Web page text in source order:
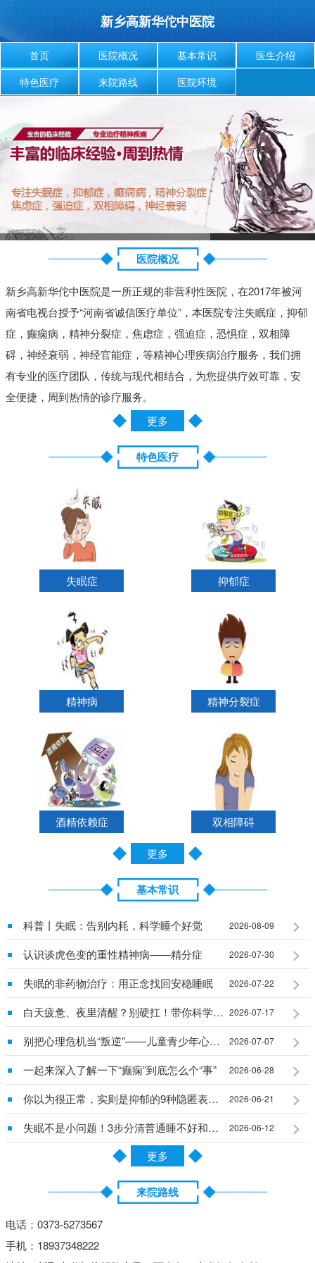
新乡高新华佗中医院
首页 医院概况 基本常识
医生介绍
特色医疗
来院路线 医院环境
医院概况
新乡高新华佗中医院是一所正规的非营利性医院，在2017年被河
南省电视台授予“河南省诚信医疗单位”，本医院专注失眠症，抑郁
症，癫痫病，精神分裂症，焦虑症，强迫症，恐惧症，双相障
碍，神经衰弱，神经官能症，等精神心理疾病治疗服务，我们拥
有专业的医疗团队，传统与现代相结合，为您提供疗效可靠，安
全便捷，周到热情的诊疗服务。
更多
特色医疗
失眠症 抑郁症
精神病 精神分裂症
酒精依赖症 双相障碍
更多
基本常识
科普丨失眠：告别内耗，科学睡个好觉 2026-08-09
认识谈虎色变的重性精神病——精分症 2026-07-30
失眠的非药物治疗：用正念找回安稳睡眠 2026-07-22
白天疲惫、夜里清醒？别硬扛！带你科学搞定慢性失眠 2026-07-17
别把心理危机当“叛逆”——儿童青少年心理问题早识别早干预 2026-07-07
一起来深入了解一下“癫痫”到底怎么个“事” 2026-06-28
你以为很正常，实则是抑郁的9种隐匿表现，大多数人都忽视了 2026-06-21
失眠不是小问题！3步分清普通睡不好和真失眠 2026-06-12
更多
来院路线
电话：0373-5273567
手机：18937348222